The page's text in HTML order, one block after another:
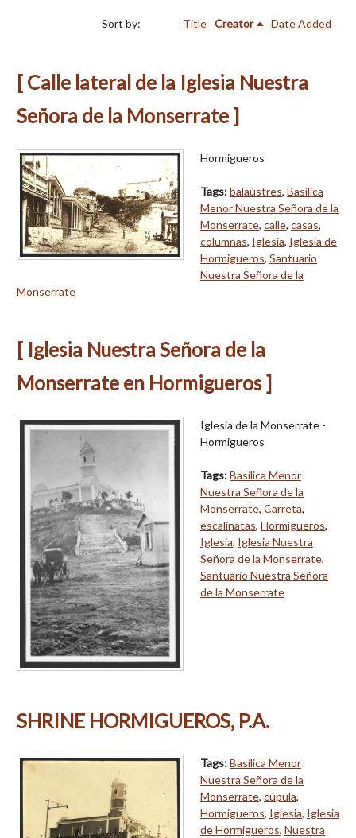
Sort by: Title Creator Date Added
[ Calle lateral de la Iglesia Nuestra
Señora de la Monserrate ]
Hormigueros
Tags:balaústres, Basílica
Menor Nuestra Señora de la
Monserrate, calle, casas,
columnas, Iglesia, Iglesia de
Hormigueros, Santuario
Nuestra Señora de la
Monserrate
[ Iglesia Nuestra Señora de la
Monserrate en Hormigueros ]
Iglesia de la Monserrate -
Hormigueros
Tags:Basílica Menor
Nuestra Señora de la
Monserrate, Carreta,
escalinatas, Hormigueros,
Iglesia, Iglesia Nuestra
Señora de la Monserrate,
Santuario Nuestra Señora
de la Monserrate
SHRINE HORMIGUEROS, P.A.
Tags:Basílica Menor
Nuestra Señora de la
Monserrate, cúpula,
Hormigueros, Iglesia, Iglesia
de Hormigueros, Nuestra